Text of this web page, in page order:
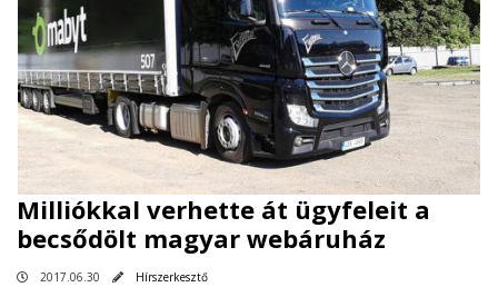
Milliókkal verhette át ügyfeleit a
becsődölt magyar webáruház
2017.06.30 Hírszerkesztő